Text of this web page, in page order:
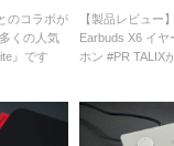
ーなど
のコラボが
くの人気
』です
ワイヤレス
【製品レビュー
Earbuds X6 イヤ
ホン #PR TALIX